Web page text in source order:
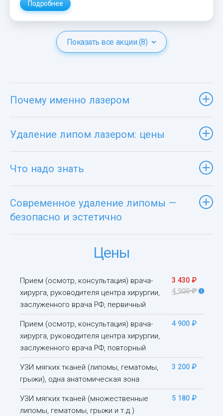
Подробнее
Показать все акции (8)
Почему именно лазером
Удаление липом лазером: цены
Что надо знать
Современное удаление липомы —
безопасно и эстетично
Цены
Прием (осмотр, консультация) врача-
хирурга, руководителя центра хирургии,
заслуженного врача РФ, первичный
3 430 ₽
4 900 ₽
Прием (осмотр, консультация) врача-
хирурга, руководителя центра хирургии,
заслуженного врача РФ, повторный
4 900 ₽
УЗИ мягких тканей (липомы, гематомы,
грыжи), одна анатомическая зона
3 200 ₽
УЗИ мягких тканей (множественные
липомы, гематомы, грыжи и т.д.)
5 180 ₽